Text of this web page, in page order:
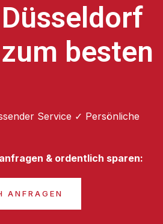
besten
Service ✓ Persönliche
& ordentlich sparen:
ANFRAGEN